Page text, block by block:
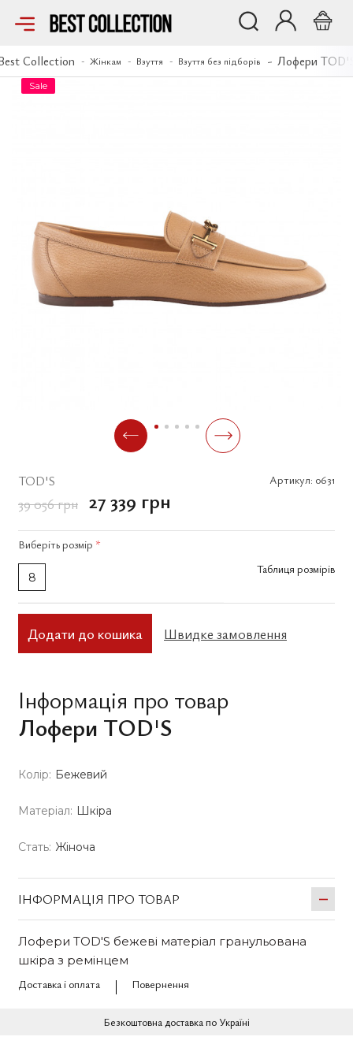
Collection Жінкам Взуття Взуття без підборів Лофери
Лофери TOD'S
Sale
TOD'S Артикул: 0631
39 056 грн 27 339 грн
Виберіть розмір *
8
Таблиця розмірів
Додати до кошика Швидке замовлення
Інформація про товар
Лофери TOD'S
Колір: Бежевий
Матеріал: Шкіра
Стать: Жіноча
ІНФОРМАЦІЯ ПРО ТОВАР
Лофери TOD'S бежеві матеріал гранульована
шкіра з ремінцем
Доставка і оплата
Повернення
Безкоштовна доставка по Україні